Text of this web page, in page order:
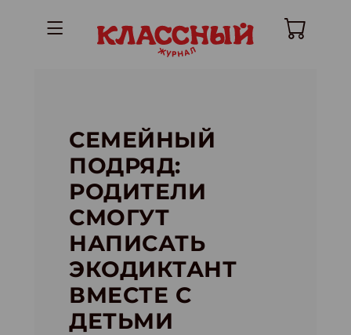
СЕМЕЙНЫЙ
ПОДРЯД:
РОДИТЕЛИ
СМОГУТ
НАПИСАТЬ
ЭКОДИКТАНТ
ВМЕСТЕ С
ДЕТЬМИ